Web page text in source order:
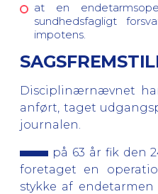
at en
sundhedsfagligt
impotens.
Disciplinærnævnet
anført, taget
journalen.
på 63 år fik den
foretaget en
stykke af